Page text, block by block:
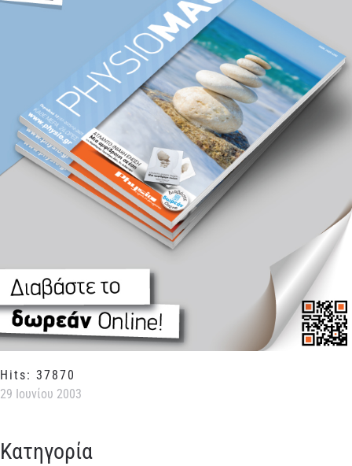
Hits: 37870
29 Ιουνίου 2003
Κατηγορία